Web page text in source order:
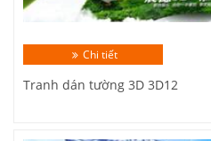
Chi tiết
Tranh dán tường 3D 3D12